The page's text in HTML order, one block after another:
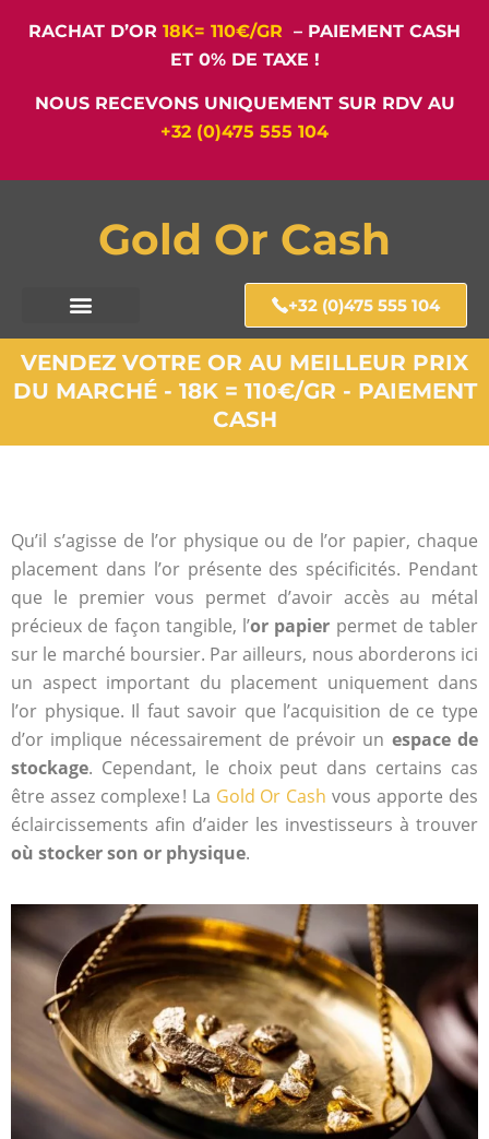
RACHAT D’OR 18K= 110€/GR – PAIEMENT CASH
ET 0% DE TAXE !
NOUS RECEVONS UNIQUEMENT SUR RDV AU
+32 (0)475 555 104
Gold Or Cash
+32 (0)475 555 104
VENDEZ VOTRE OR AU MEILLEUR PRIX
DU MARCHÉ - 18K = 110€/GR - PAIEMENT
CASH
Qu’il s’agisse de l’or physique ou de l’or papier, chaque
placement dans l’or présente des spécificités. Pendant
que le premier vous permet d’avoir accès au métal
précieux de façon tangible, l’or papier permet de tabler
sur le marché boursier. Par ailleurs, nous aborderons ici
un aspect important du placement uniquement dans
l’or physique. Il faut savoir que l’acquisition de ce type
d’or implique nécessairement de prévoir un espace de
stockage. Cependant, le choix peut dans certains cas
être assez complexe ! La Gold Or Cash vous apporte des
éclaircissements afin d’aider les investisseurs à trouver
où stocker son or physique.